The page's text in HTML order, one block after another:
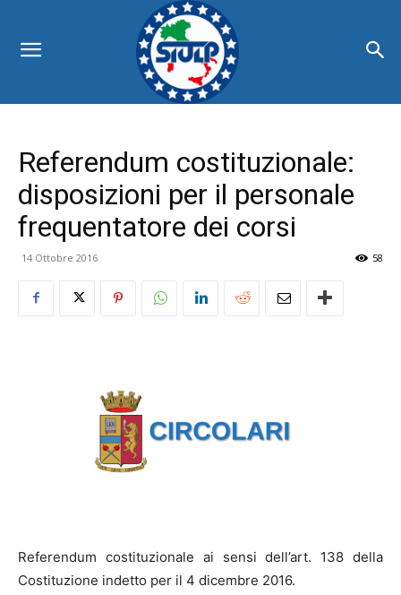
Referendum costituzionale:
disposizioni per il personale
frequentatore dei corsi
14 Ottobre 2016 58
Referendum costituzionale ai sensi dell’art. 138 della
Costituzione indetto per il 4 dicembre 2016.